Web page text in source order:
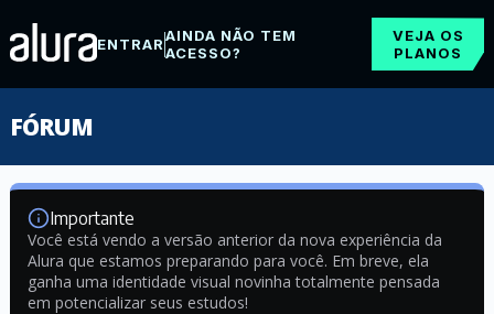
ENTRARAINDA NÃO TEM
ACESSO?
VEJA OS
PLANOS
FÓRUM
Importante
Você está vendo a versão anterior da nova experiência da
Alura que estamos preparando para você. Em breve, ela
ganha uma identidade visual novinha totalmente pensada
em potencializar seus estudos!